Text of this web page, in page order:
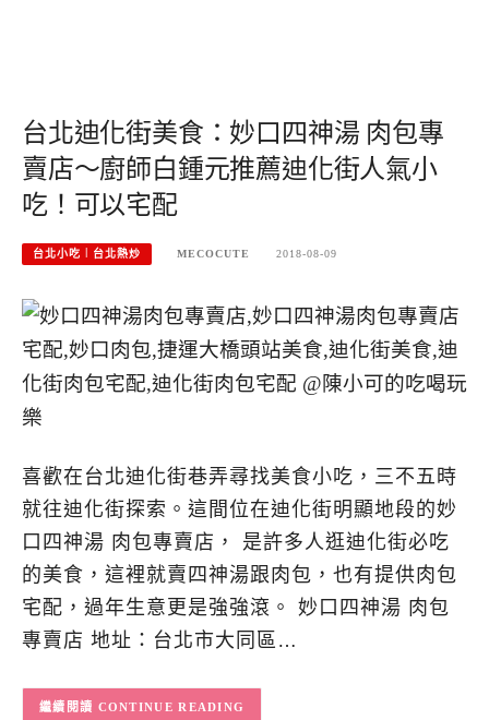
台北迪化街美食：妙口四神湯 肉包專
賣店～廚師白鍾元推薦迪化街人氣小
吃！可以宅配
台北小吃︱台北熱炒 MECOCUTE 2018-08-09
喜歡在台北迪化街巷弄尋找美食小吃，三不五時
就往迪化街探索。這間位在迪化街明顯地段的妙
口四神湯 肉包專賣店， 是許多人逛迪化街必吃
的美食，這裡就賣四神湯跟肉包，也有提供肉包
宅配，過年生意更是強強滾。 妙口四神湯 肉包
專賣店 地址：台北市大同區…
CONTINUE READING